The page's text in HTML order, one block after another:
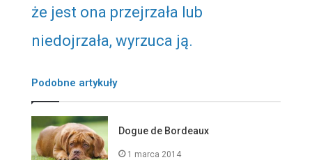
że jest ona przejrzała lub
niedojrzała, wyrzuca ją.
Podobne artykuły
Dogue de Bordeaux
1 marca 2014